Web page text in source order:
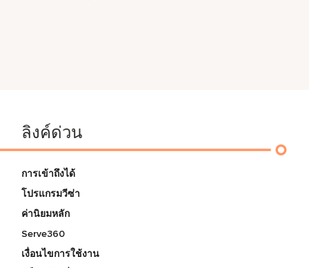
ลิงค์ด่วน
การเข้าถึงได้
โปรแกรมวีซ่า
ค่านิยมหลัก
Serve360
เงื่อนไขการใช้งาน